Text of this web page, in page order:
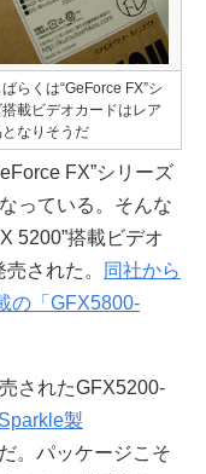
らくは“GeForce FX”シ
搭載ビデオカードはレア
なりそうだ
FX”シリーズ
っている。そんな
5200”搭載ビデオ
された。
同社から
の「GFX5800-
されたGFX5200-
製
。パッケージこそ